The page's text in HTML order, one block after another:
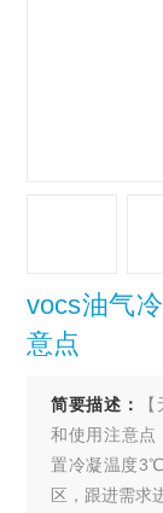
vocs油气
意点
简要描述：
和使用注意点
置冷凝温度
区，跟进需求